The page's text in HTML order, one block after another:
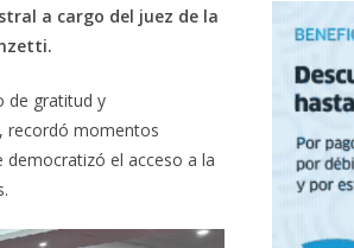
a cargo del juez de la
de gratitud y
recordó momentos
democratizó el acceso a la